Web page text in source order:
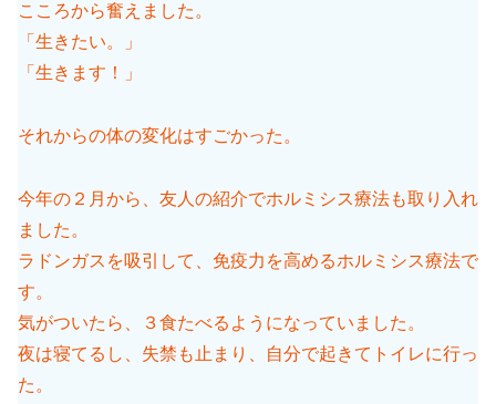
こころから奮えました。
「生きたい。」
「生きます！」
それからの体の変化はすごかった。
今年の２月から、友人の紹介でホルミシス療法も取り入れ
ました。
ラドンガスを吸引して、免疫力を高めるホルミシス療法で
す。
気がついたら、３食たべるようになっていました。
夜は寝てるし、失禁も止まり、自分で起きてトイレに行っ
た。